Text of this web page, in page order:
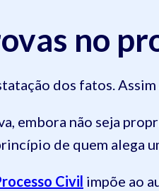
no
dos fatos.
embora não seja
de quem alega
Civil impõe ao